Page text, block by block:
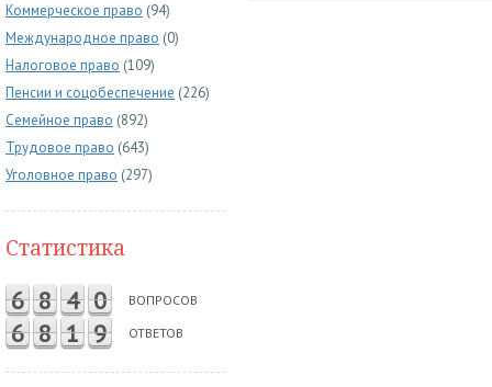
Коммерческое право (94)
Международное право (0)
Налоговое право (109)
Пенсии и соцобеспечение (226)
Семейное право (892)
Трудовое право (643)
Уголовное право (297)
Статистика
6 8 4 0 ВОПРОСОВ
6 8 1 9 ОТВЕТОВ